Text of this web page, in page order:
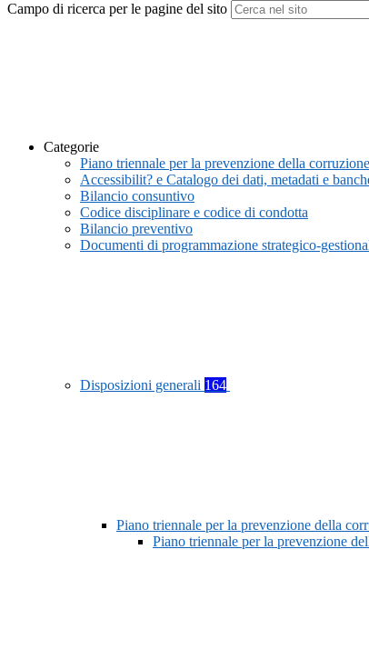
Campo di ricerca per le pagine del sito
Categorie
Piano triennale per la prevenzione della
Accessibilit? e Catalogo dei dati, metadati e
Bilancio consuntivo
Codice disciplinare e codice di condotta
Bilancio preventivo
Documenti di programmazione strategico-
Disposizioni generali 164
Piano triennale per la prevenzione della
Piano triennale per la prevenzione